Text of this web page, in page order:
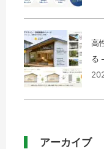
高
る
アーカイブ